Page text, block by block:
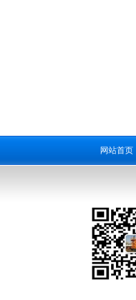
网站首页